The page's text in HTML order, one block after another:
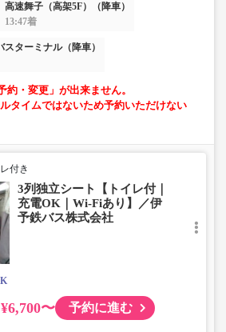
高速舞子（高架5F）（降車）
13:47着
ターミナル（降車）
約・変更」が出来ません。
タイムではないため予約いただけない
付き
3列独立シート【トイレ付｜
充電OK｜Wi-Fiあり】／伊
予鉄バス株式会社
¥6,700〜 予約に進む